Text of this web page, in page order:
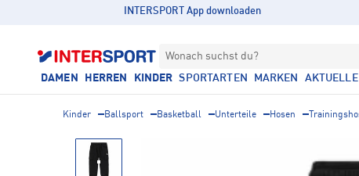
INTERSPORT App downloaden
Wonach suchst du?
DAMEN HERREN KINDER SPORTARTEN MARKEN
Kinder Ballsport Basketball Unterteile Hosen